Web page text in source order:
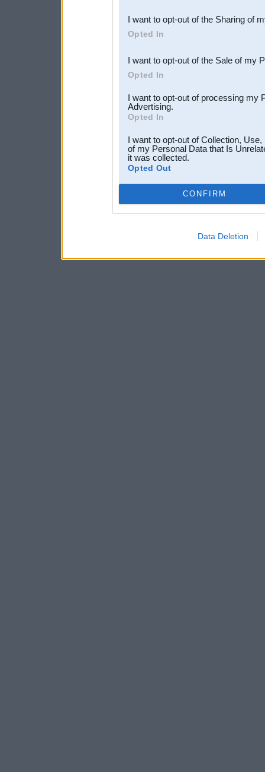
Downstream Participants
third parties.
I want to opt-out of the Sharing of
Opted In
I want to opt-out of the Sale of my
Opted In
I want to opt-out of processing my
Advertising.
Opted In
I want to opt-out of Collection,
of my Personal Data that Is
it was collected.
Opted Out
CONFIRM
Data Deletion